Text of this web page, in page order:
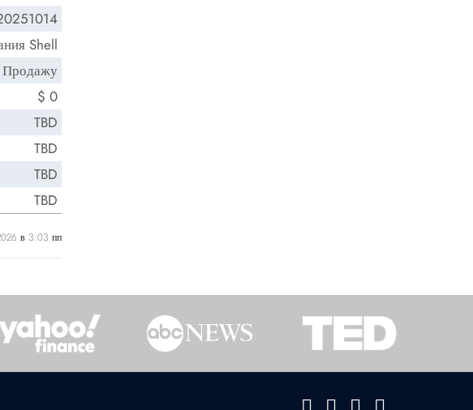
Shell
$ 0
TBD
TBD
TBD
TBD
в 3:03 пп